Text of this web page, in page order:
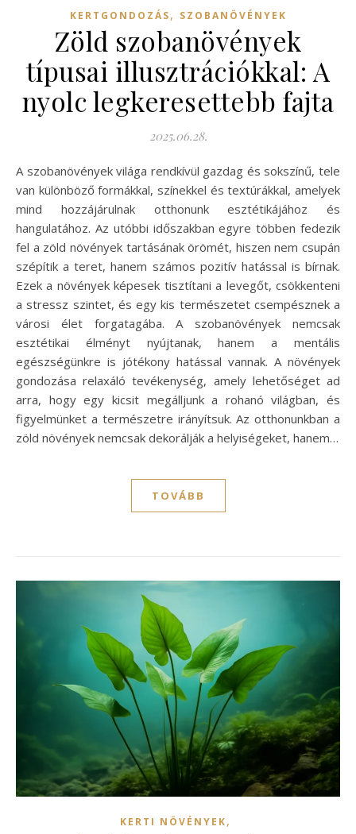
KERTGONDOZÁS, SZOBANÖVÉNYEK
Zöld szobanövények
típusai illusztrációkkal: A
nyolc legkeresettebb fajta
2025.06.28.
A szobanövények világa rendkívül gazdag és sokszínű, tele
van különböző formákkal, színekkel és textúrákkal, amelyek
mind hozzájárulnak otthonunk esztétikájához és
hangulatához. Az utóbbi időszakban egyre többen fedezik
fel a zöld növények tartásának örömét, hiszen nem csupán
szépítik a teret, hanem számos pozitív hatással is bírnak.
Ezek a növények képesek tisztítani a levegőt, csökkenteni
a stressz szintet, és egy kis természetet csempésznek a
városi élet forgatagába. A szobanövények nemcsak
esztétikai élményt nyújtanak, hanem a mentális
egészségünkre is jótékony hatással vannak. A növények
gondozása relaxáló tevékenység, amely lehetőséget ad
arra, hogy egy kicsit megálljunk a rohanó világban, és
figyelmünket a természetre irányítsuk. Az otthonunkban a
zöld növények nemcsak dekorálják a helyiségeket, hanem…
TOVÁBB
KERTI NÖVÉNYEK,